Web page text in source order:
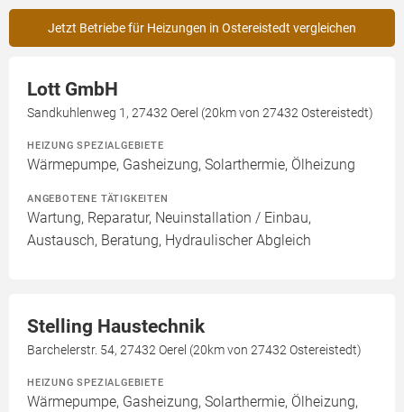
Jetzt Betriebe für Heizungen in Ostereistedt vergleichen
Lott GmbH
Sandkuhlenweg 1, 27432 Oerel (20km von 27432 Ostereistedt)
HEIZUNG SPEZIALGEBIETE
Wärmepumpe, Gasheizung, Solarthermie, Ölheizung
ANGEBOTENE TÄTIGKEITEN
Wartung, Reparatur, Neuinstallation / Einbau,
Austausch, Beratung, Hydraulischer Abgleich
Stelling Haustechnik
Barchelerstr. 54, 27432 Oerel (20km von 27432 Ostereistedt)
HEIZUNG SPEZIALGEBIETE
Wärmepumpe, Gasheizung, Solarthermie, Ölheizung,